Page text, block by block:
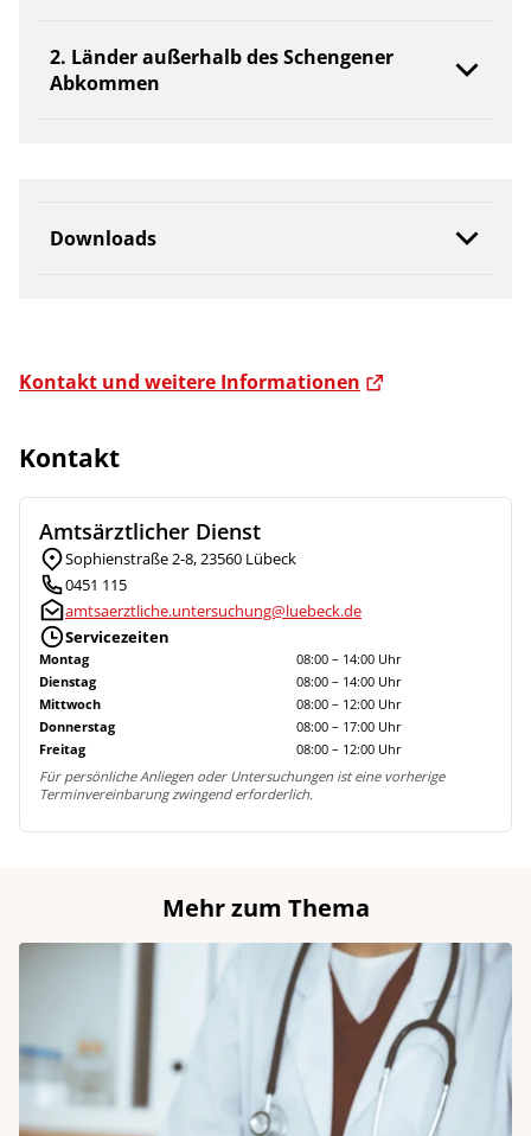
2. Länder außerhalb des Schengener
Abkommen
Downloads
Kontakt und weitere Informationen
Kontakt
Amtsärztlicher Dienst
Sophienstraße 2-8, 23560 Lübeck
0451 115
amtsaerztliche.untersuchung@luebeck.de
Servicezeiten
Montag
08:00 – 14:00 Uhr
Dienstag
08:00 – 14:00 Uhr
Mittwoch
08:00 – 12:00 Uhr
Donnerstag
08:00 – 17:00 Uhr
Freitag
08:00 – 12:00 Uhr
Für persönliche Anliegen oder Untersuchungen ist eine vorherige
Terminvereinbarung zwingend erforderlich.
Mehr zum Thema